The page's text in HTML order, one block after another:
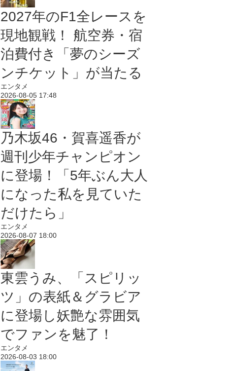
2027年のF1全レースを
現地観戦！ 航空券・宿
泊費付き「夢のシーズ
ンチケット」が当たる
エンタメ
2026-08-05 17:48
乃木坂46・賀喜遥香が
週刊少年チャンピオン
に登場！「5年ぶん大人
になった私を見ていた
だけたら」
エンタメ
2026-08-07 18:00
東雲うみ、「スピリッ
ツ」の表紙＆グラビア
に登場し妖艶な雰囲気
でファンを魅了！
エンタメ
2026-08-03 18:00